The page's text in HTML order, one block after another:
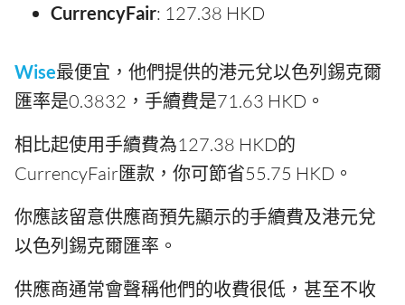
CurrencyFair: 127.38 HKD
Wise最便宜，他們提供的港元兌以色列錫克爾
匯率是0.3832，手續費是71.63 HKD。
相比起使用手續費為127.38 HKD的
CurrencyFair匯款，你可節省55.75 HKD。
你應該留意供應商預先顯示的手續費及港元兌
以色列錫克爾匯率。
供應商通常會聲稱他們的收費很低，甚至不收